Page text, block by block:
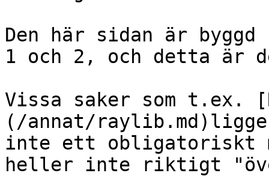
Den här sidan är byggd
1 och 2, och detta är
Vissa saker som t.ex.
(/annat/
inte ett obligatoriskt
heller inte riktigt